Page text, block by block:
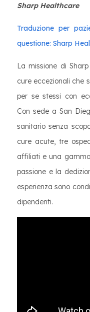
Sharp Healthcare
Traduzione per
questione: Sharp
La missione di
cure eccezionali che
per se stessi con
Con sede a San
sanitario senza
cure acute, tre
affiliati e una
passione e la
esperienza sono
dipendenti.